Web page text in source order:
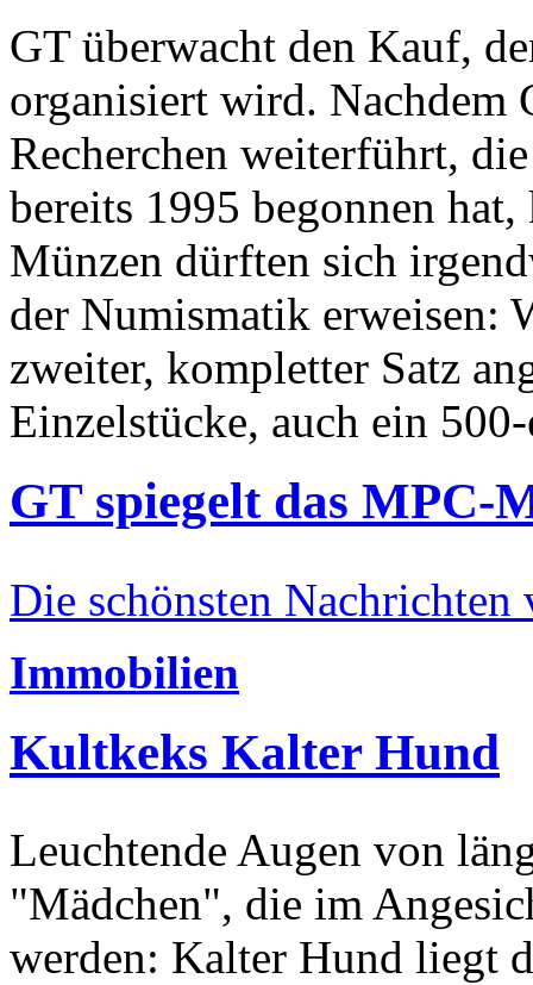
GT überwacht den Kauf,
organisiert wird. Nachdem
Recherchen weiterführt,
bereits 1995 begonnen
Münzen dürften sich
der Numismatik erweisen:
zweiter, kompletter Satz
Einzelstücke, auch ein
GT spiegelt das MPC-
Die schönsten Nachrichten
Immobilien
Kultkeks Kalter Hund
Leuchtende Augen von
"Mädchen", die im
werden: Kalter Hund liegt